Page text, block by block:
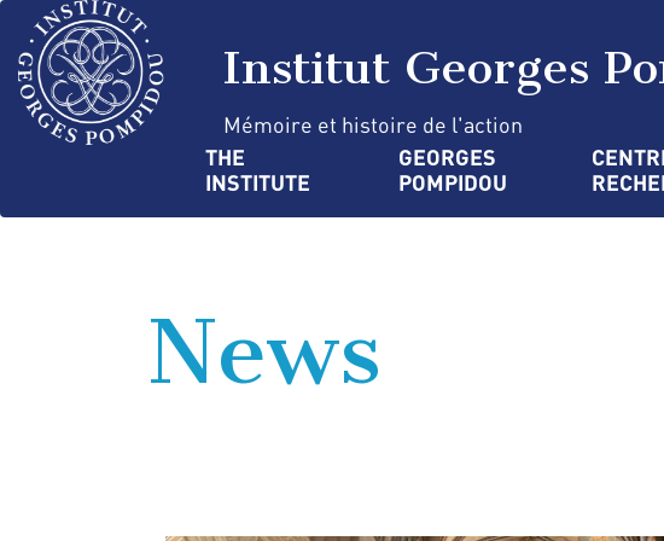
Skip
main
content
Institut Georges
Mémoire et histoire de l'action
Navigation
principale
THE
INSTITUTE
GEORGES
POMPIDOU
News
Cookies management panel